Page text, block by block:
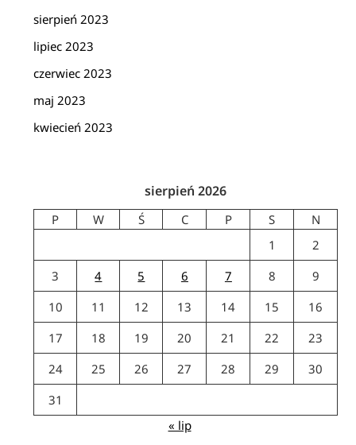
sierpień 2023
lipiec 2023
czerwiec 2023
maj 2023
kwiecień 2023
sierpień 2026
P W Ś C P S
N
1
2
3
4 5 6 7 8
9
10
11 12 13 14 15
16
17
18 19 20 21 22
23
24
25 26 27 28 29
30
31
« lip